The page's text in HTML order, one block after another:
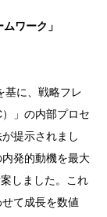
ワーク」
基に、戦略フレ
」の内部プロセ
提示されまし
発的動機を最大
しました。これ
て成長を数値